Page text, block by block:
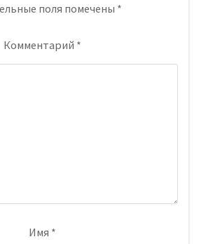
поля помечены *
Комментарий *
Имя *